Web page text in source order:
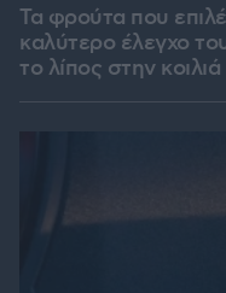
Τα φρούτα που
καλύτερο έλεγχο
το λίπος στην κοιλιά